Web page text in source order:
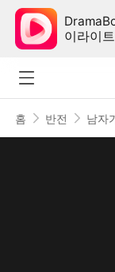
이라이
홈 반전